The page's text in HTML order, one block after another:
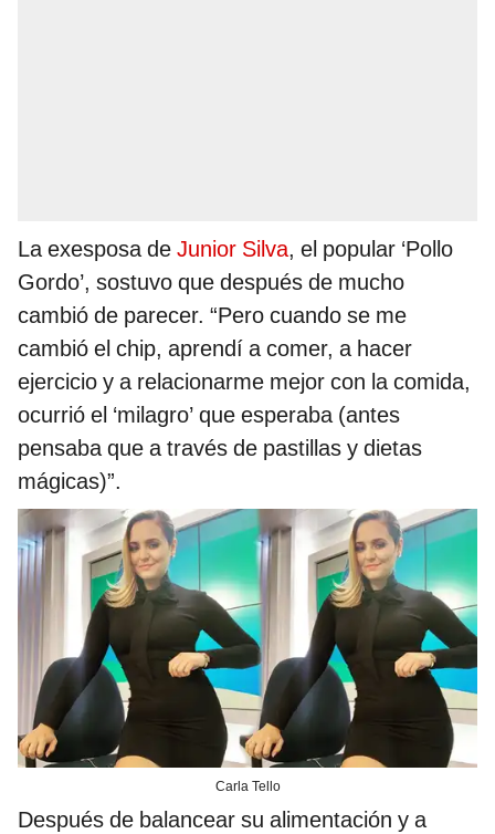
La exesposa de Junior Silva, el popular ‘Pollo
Gordo’, sostuvo que después de mucho
cambió de parecer. “Pero cuando se me
cambió el chip, aprendí a comer, a hacer
ejercicio y a relacionarme mejor con la comida,
ocurrió el ‘milagro’ que esperaba (antes
pensaba que a través de pastillas y dietas
mágicas)”.
Carla Tello
Después de balancear su alimentación y a